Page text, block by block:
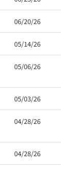
06/20/26
05/14/26
05/06/26
05/03/26
04/28/26
04/28/26